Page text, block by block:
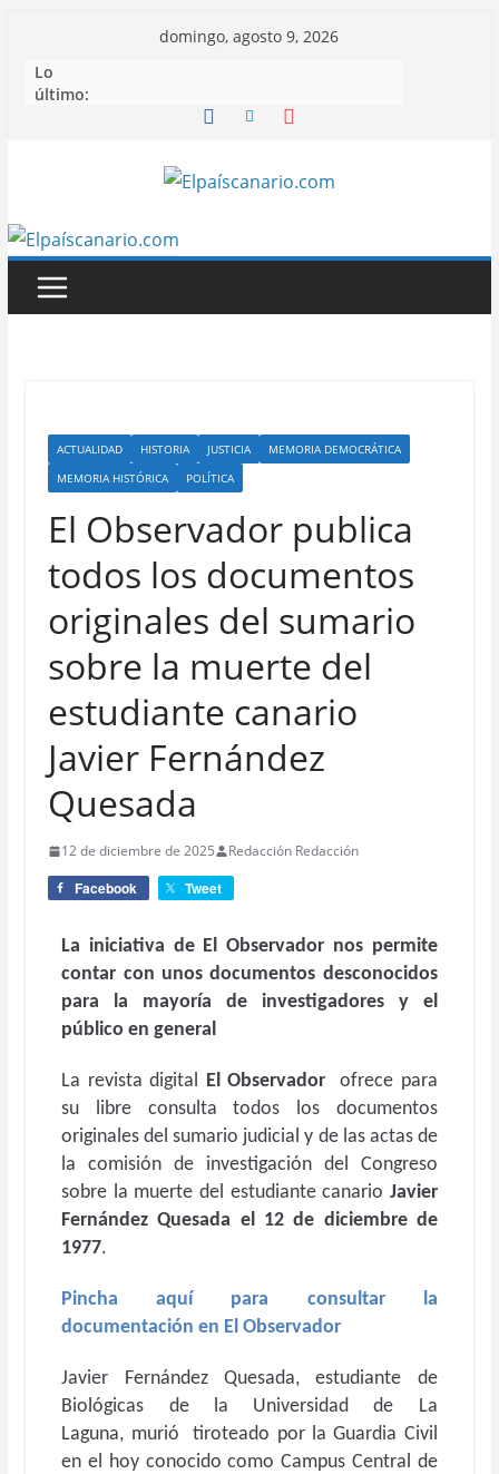
contenido
domingo, agosto 9, 2026
Lo
último:
ACTUALIDAD HISTORIA JUSTICIA
MEMORIA DEMOCRÁTICA
MEMORIA HISTÓRICA
POLÍTICA
El Observador publica
todos los documentos
originales del sumario
sobre la muerte del
estudiante canario
Javier Fernández
Quesada
12 de diciembre de 2025 Redacción Redacción
Facebook Tweet
La iniciativa de El Observador nos permite
contar con unos documentos desconocidos
para la mayoría de investigadores y el
público en general
La revista digital El Observador ofrece para
su libre consulta todos los documentos
originales del sumario judicial y de las actas de
la comisión de investigación del Congreso
sobre la muerte del estudiante canario Javier
Fernández Quesada el 12 de diciembre de
1977.
Pincha aquí para consultar la
documentación en El Observador
Javier Fernández Quesada, estudiante de
Biológicas de la Universidad de La
Laguna, murió tiroteado por la Guardia Civil
en el hoy conocido como Campus Central de